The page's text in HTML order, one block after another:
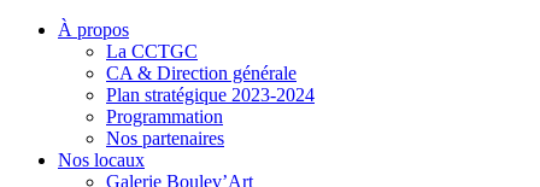
À propos
La CCTGC
CA & Direction générale
Plan stratégique 2023-2024
Programmation
Nos partenaires
Nos locaux
Galerie Boulev’Art